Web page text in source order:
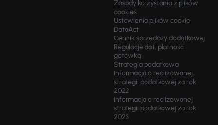
Zasady korzystania z plików
cookies
Ustawienia plików cookie
DataAct
Cennik sprzedaży dodatkowej
Regulacje dot. płatności
gotówką
Strategia podatkowa
Informacja o realizowanej
strategii podatkowej za rok
2022
Informacja o realizowanej
strategii podatkowej za rok
2023